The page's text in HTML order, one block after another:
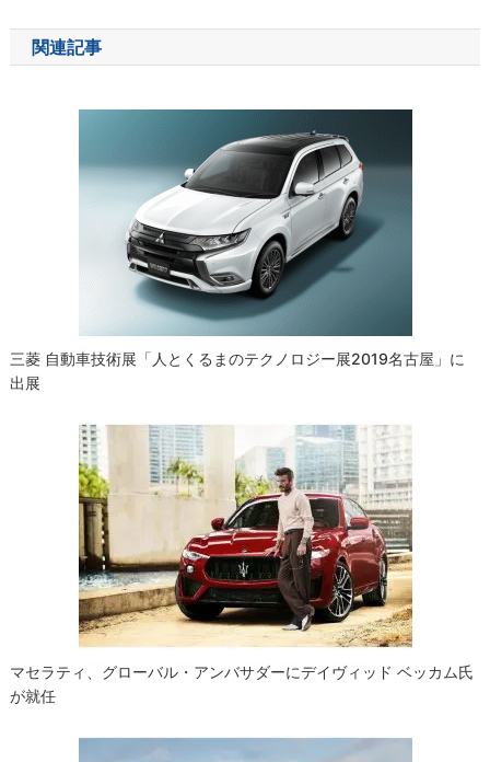
ナ
ビ
関連記事
三菱 自動車技術展「人とくるまのテクノロジー展2019名古屋」に
出展
マセラティ、グローバル・アンバサダーにデイヴィッド ベッカム氏
が就任